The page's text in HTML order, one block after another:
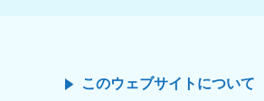
このウェブサイトについて